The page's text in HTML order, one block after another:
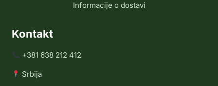
Informacije o dostavi
Kontakt
+381 638 212 412
Srbija